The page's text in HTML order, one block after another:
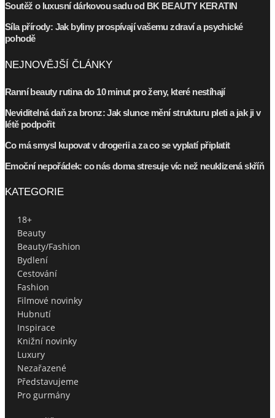
Soutěž o luxusní dárkovou sadu od BK BEAUTY KERATIN
Síla přírody: Jak byliny prospívají vašemu zdraví a psychické
pohodě
NEJNOVĚJŠÍ ČLÁNKY
Ranní beauty rutina do 10 minut pro ženy, které nestíhají
Neviditelná daň za bronz: Jak slunce mění strukturu pleti a jak ji v
létě podpořit
Co má smysl kupovat v drogerii a za co se vyplatí připlatit
Emoční nepořádek: co nás doma stresuje víc než neuklizená skříň
KATEGORIE
18+
Beauty
Beauty/Fashion
Bydlení
Cestování
Fashion
Filmové novinky
Hubnutí
Inspirace
Knižní novinky
Luxury
Nezařazené
Představujeme
Pro gurmány